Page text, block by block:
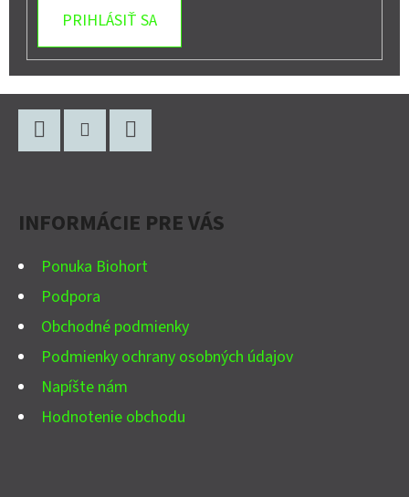
PRIHLÁSIŤ SA
INFORMÁCIE PRE VÁS
Ponuka Biohort
Podpora
Obchodné podmienky
Podmienky ochrany osobných údajov
Napíšte nám
Hodnotenie obchodu